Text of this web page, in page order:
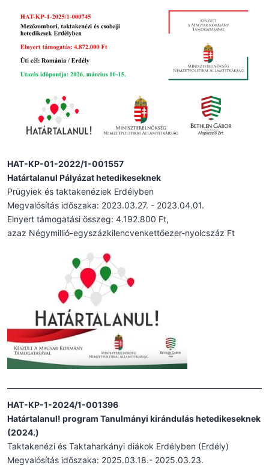
HAT-KP-01-2022/1-001557
Határtalanul Pályázat hetedikeseknek
Prügyiek és taktakenéziek Erdélyben
Megvalósítás időszaka: 2023.03.27. - 2023.04.01.
Elnyert támogatási összeg: 4.192.800 Ft,
azaz Négymillió-egyszázkilencvenkettőezer-nyolcszáz Ft
HAT-KP-1-2024/1-001396
Határtalanul! program Tanulmányi kirándulás hetedikeseknek
(2024.)
Taktakenézi és Taktaharkányi diákok Erdélyben (Erdély)
Megvalósítás időszaka: 2025.03.18.- 2025.03.23.